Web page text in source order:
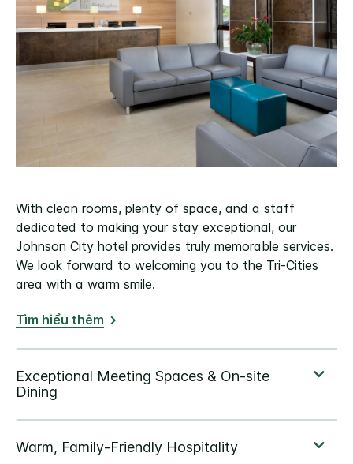
With clean rooms, plenty of space, and a staff
dedicated to making your stay exceptional, our
Johnson City hotel provides truly memorable services.
We look forward to welcoming you to the Tri-Cities
area with a warm smile.
Tìm hiểu thêm